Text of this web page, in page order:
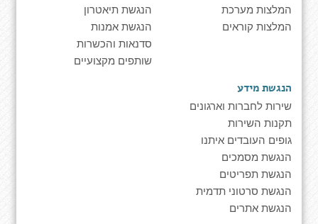
המלצות מערכת
המלצות קוראים
הנגשת תיאטרון
הנגשת אמנות
סדנאות והכשרות
שותפים מקצועיים
הנגשת מידע
שירות לחברות וארגונים
תקנות השירות
גופים העובדים איתנו
הנגשת מסמכים
הנגשת תפריטים
הנגשת סרטוני תדמית
הנגשת אתרים